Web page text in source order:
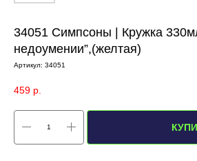
34051 Симпсоны | Кружка
недоумении”,(желтая)
Артикул: 34051
459 р.